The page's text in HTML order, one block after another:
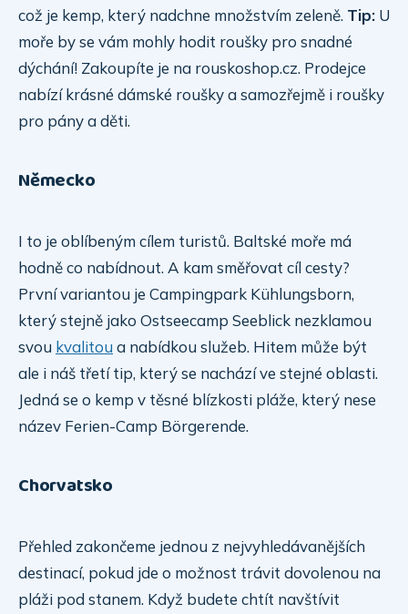
což je kemp, který nadchne množstvím zeleně. Tip: U
moře by se vám mohly hodit roušky pro snadné
dýchání! Zakoupíte je na rouskoshop.cz. Prodejce
nabízí krásné dámské roušky a samozřejmě i roušky
pro pány a děti.
Německo
I to je oblíbeným cílem turistů. Baltské moře má
hodně co nabídnout. A kam směřovat cíl cesty?
První variantou je Campingpark Kühlungsborn,
který stejně jako Ostseecamp Seeblick nezklamou
svou kvalitou a nabídkou služeb. Hitem může být
ale i náš třetí tip, který se nachází ve stejné oblasti.
Jedná se o kemp v těsné blízkosti pláže, který nese
název Ferien-Camp Börgerende.
Chorvatsko
Přehled zakončeme jednou z nejvyhledávanějších
destinací, pokud jde o možnost trávit dovolenou na
pláži pod stanem. Když budete chtít navštívit